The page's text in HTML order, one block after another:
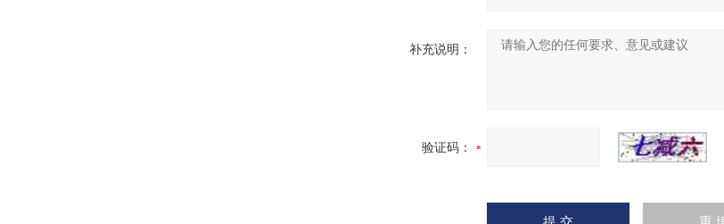
补充说明：
验证码：